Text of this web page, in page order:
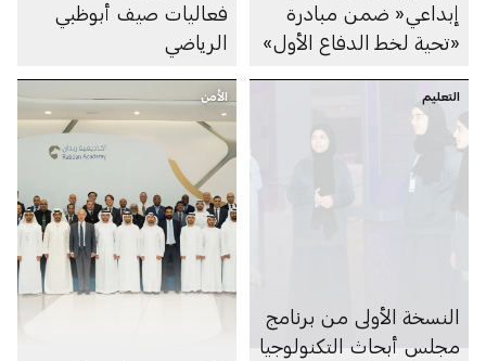
إبداعي« ضمن مبادرة
«تحية لخط الدفاع الأول»
فعاليات صيف أبوظبي
الرياضي
التعليم
النسخة الأولى من برنامج
مجلس أبحاث التكنولوجيا
الأمن